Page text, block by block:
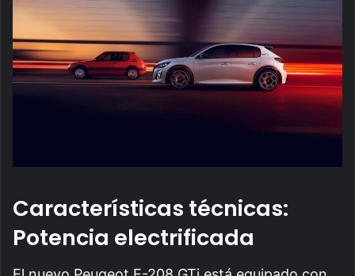
Características técnicas:
Potencia electrificada